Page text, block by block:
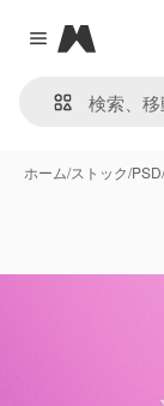
Close menu
Magnific
ホーム/ストック/PSD/